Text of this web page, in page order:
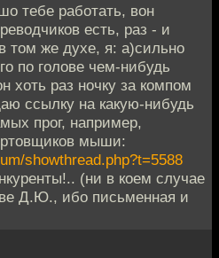
тебе работать, вон
есть, раз - и
том же духе, я: а)сильно
по голове чем-нибудь
хоть раз ночку за компом
ссылку на какую-нибудь
прог, например,
мыши:
showthread.php?t=5588
(ни в коем случае
Д.Ю., ибо письменная и